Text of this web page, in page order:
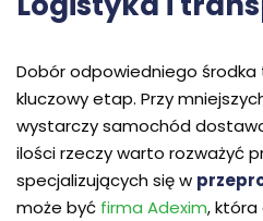
Dobór odpowiedniego
kluczowy etap. Przy
wystarczy samochód
ilości rzeczy warto rozważyć
specjalizujących się w
może być firma Adexim, która